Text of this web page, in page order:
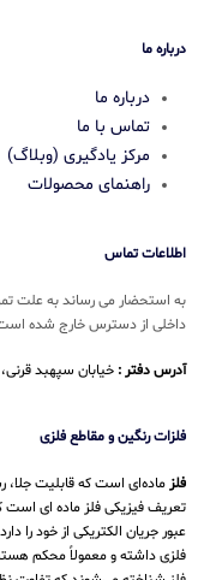
درباره ما
تماس با ما
مرکز یادگیری (وبلاگ)
به استحضار می رساند به علت
فلز
ماده‌ای است که قابلیت
عبور جریان الکتریکی از خود را